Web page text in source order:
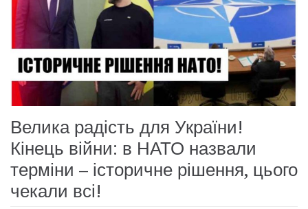
Велика радість для України!
Кінець війни: в НАТО назвали
терміни – історичне рішення, цього
чекали всі!